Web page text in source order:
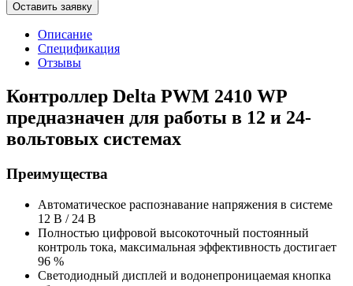
Оставить заявку
Описание
Спецификация
Отзывы
Контроллер Delta PWM 2410 WP
предназначен для работы в 12 и 24-
вольтовых системах
Преимущества
Автоматическое распознавание напряжения в системе
12 В / 24 В
Полностью цифровой высокоточный постоянный
контроль тока, максимальная эффективность достигает
96 %
Светодиодный дисплей и водонепроницаемая кнопка